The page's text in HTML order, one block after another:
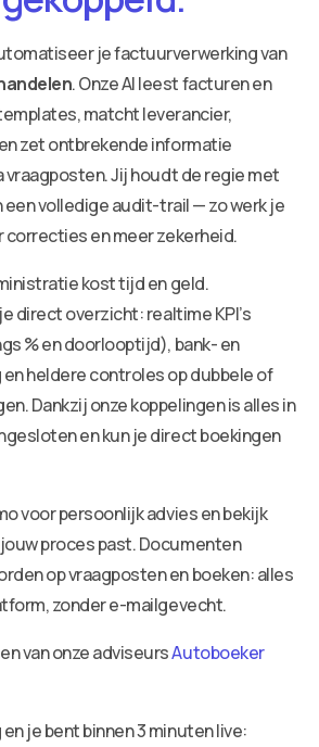
je factuurverwerking van
. Onze AI leest facturen en
matcht leverancier,
zet ontbrekende informatie
Jij houdt de regie met
een volledige audit-trail — zo werk je
correcties en meer zekerheid.
kost tijd en geld.
direct overzicht: realtime KPI’s
% en doorlooptijd), bank- en
heldere controles op dubbele of
Dankzij onze koppelingen is alles in
en kun je direct boekingen
voor persoonlijk advies en bekijk
proces past. Documenten
op vraagposten en boeken: alles
zonder e-mailgevecht.
van onze adviseursAutoboeker
je bent binnen 3 minuten live: